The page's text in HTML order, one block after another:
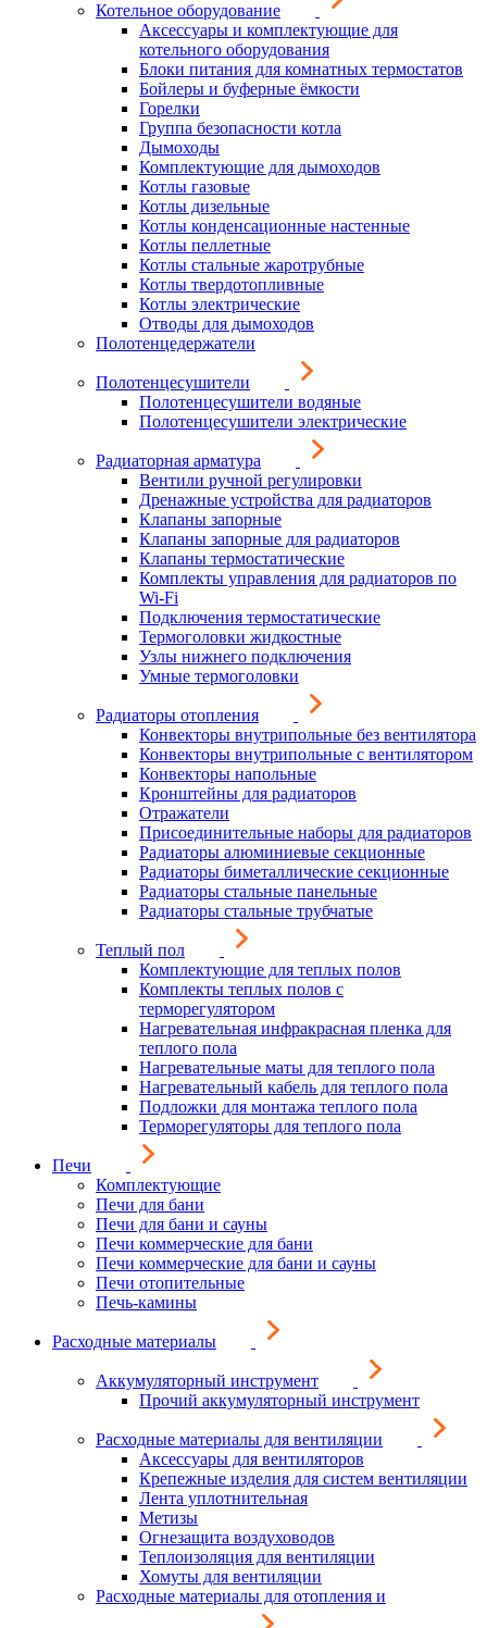
Котельное оборудование
Аксессуары и комплектующие для
котельного оборудования
Блоки питания для комнатных термостатов
Бойлеры и буферные ёмкости
Горелки
Группа безопасности котла
Дымоходы
Комплектующие для дымоходов
Котлы газовые
Котлы дизельные
Котлы конденсационные настенные
Котлы пеллетные
Котлы стальные жаротрубные
Котлы твердотопливные
Котлы электрические
Отводы для дымоходов
Полотенцедержатели
Полотенцесушители
Полотенцесушители водяные
Полотенцесушители электрические
Радиаторная арматура
Вентили ручной регулировки
Дренажные устройства для радиаторов
Клапаны запорные
Клапаны запорные для радиаторов
Клапаны термостатические
Комплекты управления для радиаторов по
Wi-Fi
Подключения термостатические
Термоголовки жидкостные
Узлы нижнего подключения
Умные термоголовки
Радиаторы отопления
Конвекторы внутрипольные без вентилятора
Конвекторы внутрипольные с вентилятором
Конвекторы напольные
Кронштейны для радиаторов
Отражатели
Присоединительные наборы для радиаторов
Радиаторы алюминиевые секционные
Радиаторы биметаллические секционные
Радиаторы стальные панельные
Радиаторы стальные трубчатые
Теплый пол
Комплектующие для теплых полов
Комплекты теплых полов с
терморегулятором
Нагревательная инфракрасная пленка для
теплого пола
Нагревательные маты для теплого пола
Нагревательный кабель для теплого пола
Подложки для монтажа теплого пола
Терморегуляторы для теплого пола
Печи
Комплектующие
Печи для бани
Печи для бани и сауны
Печи коммерческие для бани
Печи коммерческие для бани и сауны
Печи отопительные
Печь-камины
Расходные материалы
Аккумуляторный инструмент
Прочий аккумуляторный инструмент
Расходные материалы для вентиляции
Аксессуары для вентиляторов
Крепежные изделия для систем вентиляции
Лента уплотнительная
Метизы
Огнезащита воздуховодов
Теплоизоляция для вентиляции
Хомуты для вентиляции
Расходные материалы для отопления и